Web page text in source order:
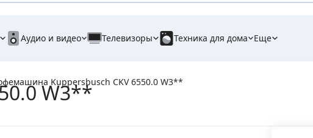
Аудио и видео Телевизоры Техника для дома Еще
Kuppersbusch CKV 6550.0 W3**
W3**